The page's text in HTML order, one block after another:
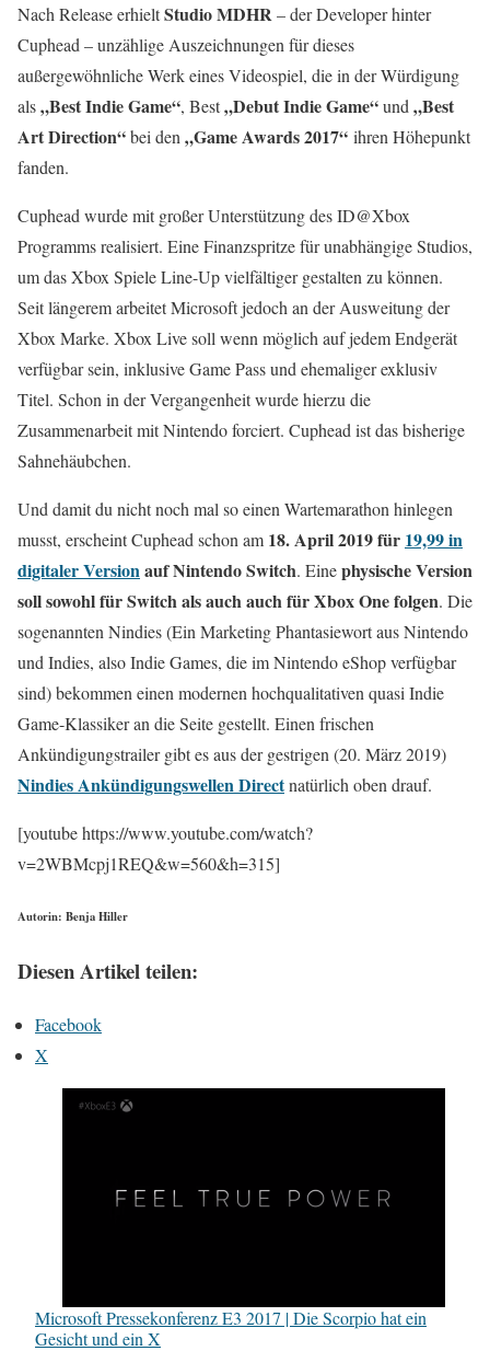
Nach Release erhieltStudio MDHR– der Developer hinter
Cuphead – unzählige Auszeichnungen für dieses
außergewöhnliche Werk eines Videospiel, die in der Würdigung
als„Best Indie Game“, Best„Debut Indie Game“und „Best
Art Direction“bei den „Game Awards 2017“ ihren Höhepunkt
fanden.
Cuphead wurde mit großer Unterstützung des ID@Xbox
Programms realisiert. Eine Finanzspritze für unabhängige Studios,
um das Xbox Spiele Line-Up vielfältiger gestalten zu können.
Seit längerem arbeitet Microsoft jedoch an der Ausweitung der
Xbox Marke. Xbox Live soll wenn möglich auf jedem Endgerät
verfügbar sein, inklusive Game Pass und ehemaliger exklusiv
Titel. Schon in der Vergangenheit wurde hierzu die
Zusammenarbeit mit Nintendo forciert. Cuphead ist das bisherige
Sahnehäubchen.
Und damit du nicht noch mal so einen Wartemarathon hinlegen
musst, erscheint Cuphead schon am 18. April 2019 für 19,99 in
digitaler Versionauf Nintendo Switch. Einephysische Version
soll sowohl für Switch als auch auch für Xbox One folgen. Die
sogenannten Nindies (Ein Marketing Phantasiewort aus Nintendo
und Indies, also Indie Games, die im Nintendo eShop verfügbar
sind) bekommen einen modernen hochqualitativen quasi Indie
Game-Klassiker an die Seite gestellt. Einen frischen
Ankündigungstrailer gibt es aus der gestrigen (20. März 2019)
Nindies Ankündigungswellen Directnatürlich oben drauf.
[youtube https://www.youtube.com/watch?
v=2WBMcpj1REQ&w=560&h=315]
Autorin: Benja Hiller
Diesen Artikel teilen:
Facebook
X
Microsoft Pressekonferenz E3 2017 | Die Scorpio hat ein
Gesicht und ein X